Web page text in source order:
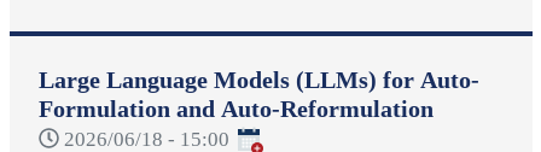
Large Language Models (LLMs) for Auto-
Formulation and Auto-Reformulation
2026/06/18 - 15:00